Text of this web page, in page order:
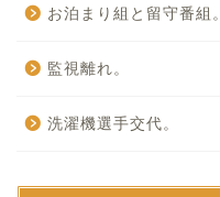
お泊まり組と留守番組。
監視離れ。
洗濯機選手交代。